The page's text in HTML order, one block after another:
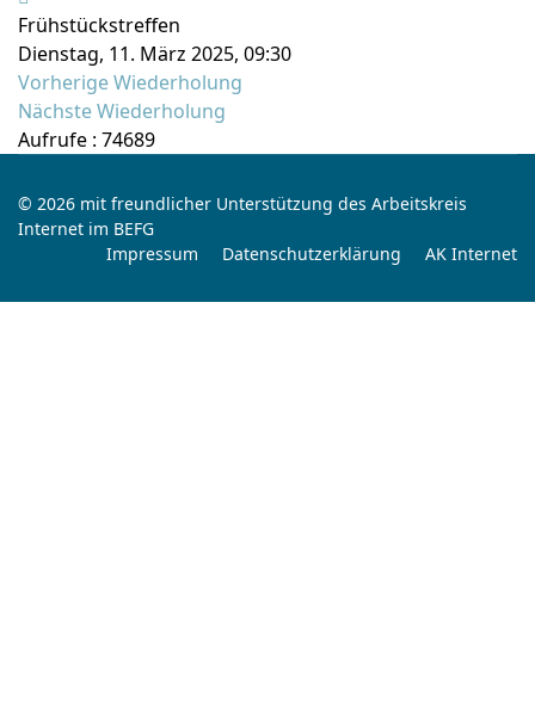
Frühstückstreffen
Dienstag, 11. März 2025, 09:30
Vorherige Wiederholung
Nächste Wiederholung
Aufrufe : 74689
© 2026 mit freundlicher Unterstützung des Arbeitskreis
Internet im BEFG
Impressum
Datenschutzerklärung AK Internet